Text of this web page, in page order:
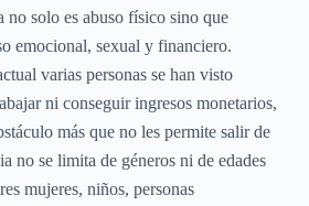
no solo es abuso físico sino que
emocional, sexual y financiero.
varias personas se han visto
ni conseguir ingresos monetarios,
más que no les permite salir de
no se limita de géneros ni de edades
mujeres, niños, personas